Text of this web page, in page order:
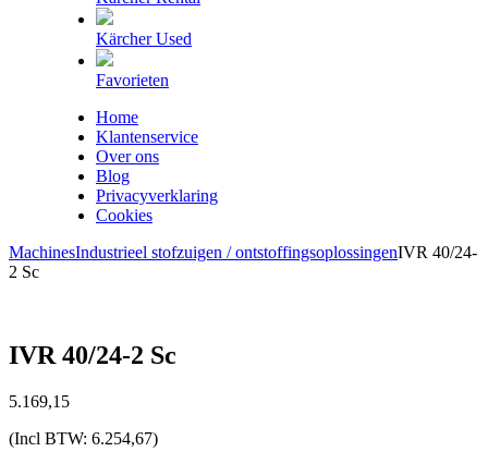
Kärcher Used
Favorieten
Home
Klantenservice
Over ons
Blog
Privacyverklaring
Cookies
MachinesIndustrieel stofzuigen / ontstoffingsoplossingenIVR 40/24-
2 Sc
IVR 40/24-2 Sc
5.169,15
(Incl BTW: 6.254,67)